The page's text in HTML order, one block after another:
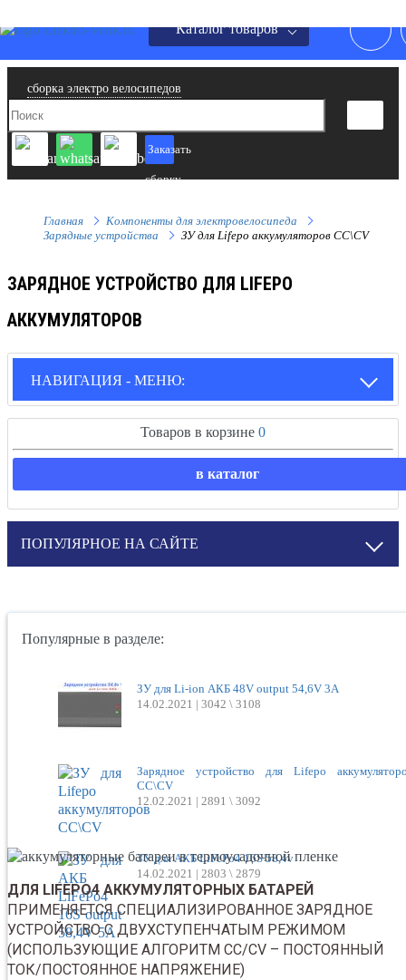
сборка электро велосипедов
Заказать
сборку
Каталог товаров
Главная
Компоненты для электровелосипеда
Зарядные устройства
ЗУ для Lifepo аккумуляторов CC\CV
ЗАРЯДНОЕ УСТРОЙСТВО ДЛЯ LIFEPO
АККУМУЛЯТОРОВ
НАВИГАЦИЯ - МЕНЮ:
Товаров в корзине 0
в каталог
ПОПУЛЯРНОЕ НА САЙТЕ
Популярные в разделе:
ЗУ для Li-ion АКБ 48V output 54,6V 3A
14.02.2021 | 3042 \ 3108
Зарядное устройство для Lifepo
CC\CV
12.02.2021 | 2891 \ 3092
ЗУ для АКБ LiFePo4 16S 58,4v
14.02.2021 | 2803 \ 2879
ДЛЯ LIFEPO4 АККУМУЛЯТОРНЫХ БАТАРЕЙ
ПРИМЕНЯЕТСЯ СПЕЦИАЛИЗИРОВАННОЕ ЗАРЯДНОЕ
УСТРОЙСТВО С ДВУХСТУПЕНЧАТЫМ РЕЖИМОМ
(ИСПОЛЬЗУЮЩИЕ АЛГОРИТМ CC/CV – ПОСТОЯННЫЙ
ТОК/ПОСТОЯННОЕ НАПРЯЖЕНИЕ)